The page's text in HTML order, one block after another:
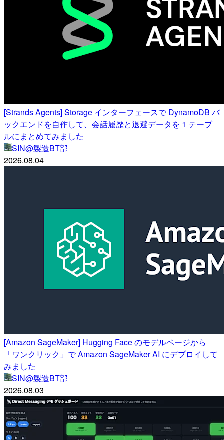
[Strands Agents] Storage インターフェースで DynamoDB バ
ックエンドを自作して、会話履歴と退避データを 1 テーブ
ルにまとめてみました
SIN@製造BT部
2026.08.04
[Amazon SageMaker] Hugging Face のモデルページから
「ワンクリック」で Amazon SageMaker AI にデプロイして
みました
SIN@製造BT部
2026.08.03